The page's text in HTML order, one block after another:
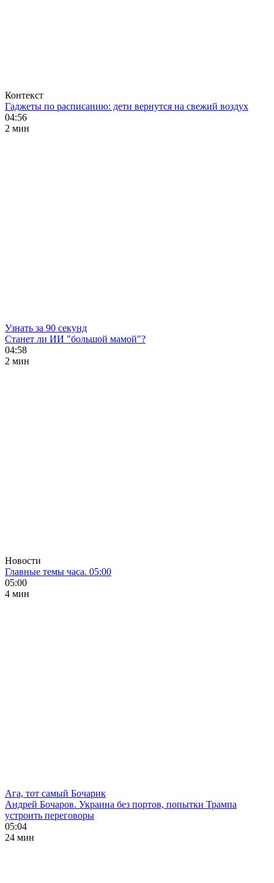
Контекст
Гаджеты по расписанию: дети вернутся на свежий воздух
04:56
2 мин
Узнать за 90 секунд
Станет ли ИИ "большой мамой"?
04:58
2 мин
Новости
Главные темы часа. 05:00
05:00
4 мин
Ага, тот самый Бочарик
Андрей Бочаров. Украина без портов, попытки Трампа
устроить переговоры
05:04
24 мин